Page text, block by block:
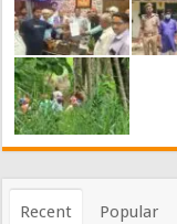
Recent Popular